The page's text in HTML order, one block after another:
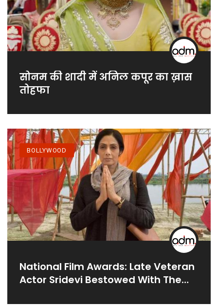
सोनम की शादी में अनिल कपूर का ख़ास
तोहफा
BOLLYWOOD
National Film Awards: Late Veteran
Actor Sridevi Bestowed With The